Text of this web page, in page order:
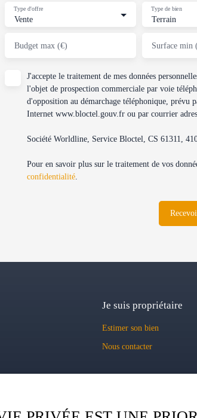
Vente
Type d'offre
Terrain
Type de bien
Budget max (€) Surface min
J'accepte le traitement de mes données
l'objet de prospection commerciale par voie
d'opposition au démarchage téléphonique,
Internet www.bloctel.gouv.fr ou par courrier
Société Worldline, Service Bloctel, CS 61311,
Pour en savoir plus sur le traitement de vos
confidentialité
Je suis propriétaire
Estimer son bien
Nous contacter